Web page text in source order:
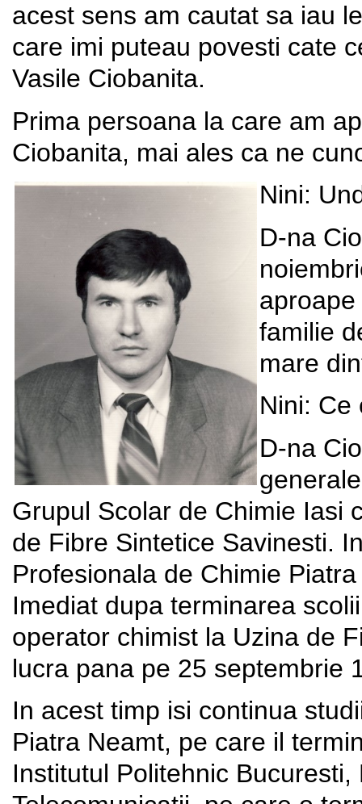
acest sens am cautat sa iau
care imi puteau povesti cate
Vasile Ciobanita.
Prima persoana la care am
Ciobanita, mai ales ca ne
Nini:
D-na
familie
mare
Nini: Ce
D-na
Grupul Scolar de Chimie Iasi
de Fibre Sintetice Savinesti.
Profesionala de Chimie
Imediat dupa terminarea
operator chimist la Uzina de
lucra pana pe 25 septembrie
In acest timp isi continua
Piatra Neamt, pe care il
Institutul Politehnic